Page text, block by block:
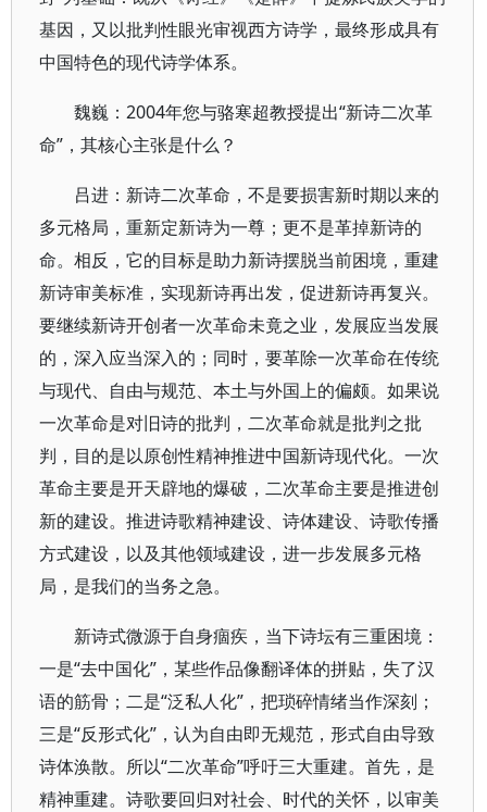
基因，又以批判性眼光审视西方诗学，最终形成具有
中国特色的现代诗学体系。
魏巍：2004年您与骆寒超教授提出“新诗二次革
命”，其核心主张是什么？
吕进：新诗二次革命，不是要损害新时期以来的
多元格局，重新定新诗为一尊；更不是革掉新诗的
命。相反，它的目标是助力新诗摆脱当前困境，重建
新诗审美标准，实现新诗再出发，促进新诗再复兴。
要继续新诗开创者一次革命未竟之业，发展应当发展
的，深入应当深入的；同时，要革除一次革命在传统
与现代、自由与规范、本土与外国上的偏颇。如果说
一次革命是对旧诗的批判，二次革命就是批判之批
判，目的是以原创性精神推进中国新诗现代化。一次
革命主要是开天辟地的爆破，二次革命主要是推进创
新的建设。推进诗歌精神建设、诗体建设、诗歌传播
方式建设，以及其他领域建设，进一步发展多元格
局，是我们的当务之急。
新诗式微源于自身痼疾，当下诗坛有三重困境：
一是“去中国化”，某些作品像翻译体的拼贴，失了汉
语的筋骨；二是“泛私人化”，把琐碎情绪当作深刻；
三是“反形式化”，认为自由即无规范，形式自由导致
诗体涣散。所以“二次革命”呼吁三大重建。首先，是
精神重建。诗歌要回归对社会、时代的关怀，以审美